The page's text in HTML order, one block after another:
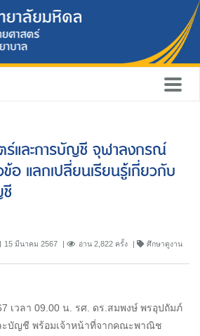
และการบัญชี จุฬาลงกรณ์
อ แลกเปลี่ยนเรียนรู้เกี่ยวกับ
15 มีนาคม 2567 อ่าน 2,822 ครั้ง ศึกษาดูงาน
เวลา 09.00 น. รศ. ดร.สมพงษ์ พรอุปถัมภ์
ะบัญชี พร้อมเจ้าหน้าที่จากคณะพาณิช